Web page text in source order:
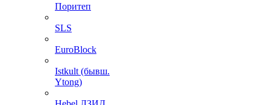
Поритеп
SLS
EuroBlock
Istkult (бывш.
Ytong)